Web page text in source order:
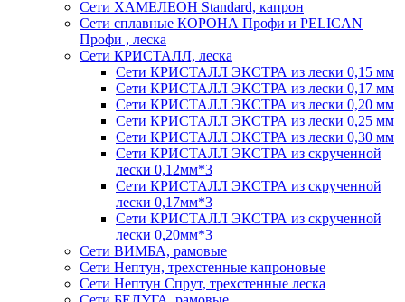
Сети ХАМЕЛЕОН Standard, капрон
Сети сплавные КОРОНА Профи и PELICAN
Профи , леска
Сети КРИСТАЛЛ, леска
Сети КРИСТАЛЛ ЭКСТРА из лески 0,15 мм
Сети КРИСТАЛЛ ЭКСТРА из лески 0,17 мм
Сети КРИСТАЛЛ ЭКСТРА из лески 0,20 мм
Сети КРИСТАЛЛ ЭКСТРА из лески 0,25 мм
Сети КРИСТАЛЛ ЭКСТРА из лески 0,30 мм
Сети КРИСТАЛЛ ЭКСТРА из скрученной
лески 0,12мм*3
Сети КРИСТАЛЛ ЭКСТРА из скрученной
лески 0,17мм*3
Сети КРИСТАЛЛ ЭКСТРА из скрученной
лески 0,20мм*3
Сети ВИМБА, рамовые
Сети Нептун, трехстенные капроновые
Сети Нептун Спрут, трехстенные леска